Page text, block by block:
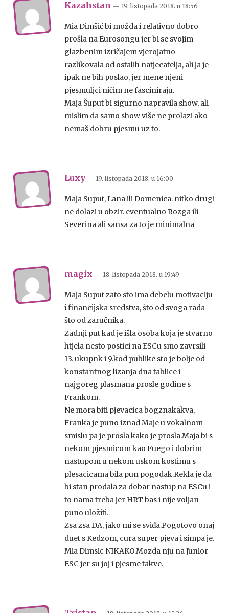
Kazahstan — 19. listopada 2018. u 18:56
Mia Dimšić bi možda i relativno dobro
prošla na Eurosongu jer bi se svojim
glazbenim izričajem vjerojatno
razlikovala od ostalih natjecatelja, ali ja je
ipak ne bih poslao, jer mene njeni
pjesmuljci ničim ne fasciniraju.
Maja Šuput bi sigurno napravila show, ali
mislim da samo show više ne prolazi ako
nemaš dobru pjesmu uz to.
Luxy — 19. listopada 2018. u 16:00
Maja Suput, Lana ili Domenica. nitko drugi
ne dolazi u obzir. eventualno Rozga ili
Severina ali sansa za to je minimalna
magix — 18. listopada 2018. u 19:49
Maja Suput zato sto ima debelu motivaciju
i financijska sredstva, što od svoga rada
što od zaručnika.
Zadnji put kad je išla osoba koja je stvarno
htjela nesto postici na ESCu smo zavrsili
13. ukupnk i 9.kod publike sto je bolje od
konstantnog lizanja dna tablice i
najgoreg plasmana prosle godine s
Frankom.
Ne mora biti pjevacica bogznakakva,
Franka je puno iznad Maje u vokalnom
smislu pa je prosla kako je prosla.Maja bi s
nekom pjesmicom kao Fuego i dobrim
nastupom u nekom uskom kostimu s
plesacicama bila pun pogodak.Rekla je da
bi stan prodala za dobar nastup na ESCu i
to nama treba jer HRT bas i nije voljan
puno uložiti.
Zsa zsa DA, jako mi se sviđa.Pogotovo onaj
duet s Kedzom, cura super pjeva i simpa je.
Mia Dimsic NIKAKO.Mozda nju na Junior
ESC jer su joj i pjesme takve.